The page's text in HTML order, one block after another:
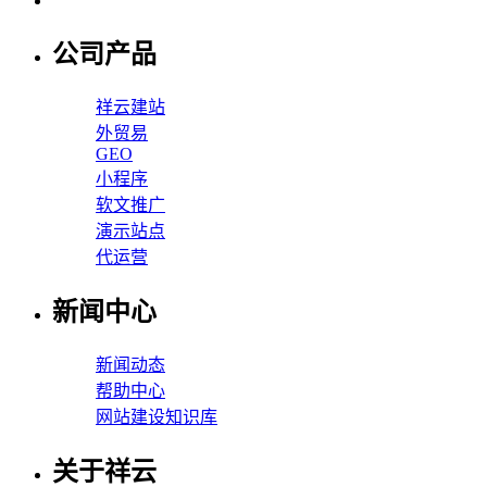
公司产品
祥云建站
外贸易
GEO
小程序
软文推广
演示站点
代运营
新闻中心
新闻动态
帮助中心
网站建设知识库
关于祥云